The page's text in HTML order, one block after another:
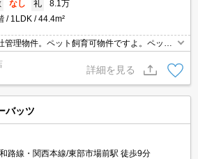
なし 礼
8.1万
1LDK 44.4m²
管理物件。ペット飼育可物件ですよ。ペット
円増。こんなお部屋に住んでお友達に自慢
地待ち合わせ、物件ご案内可能。オンライン
詳細を見る
バッツ
路線・関西本線/東部市場前駅 徒歩9分